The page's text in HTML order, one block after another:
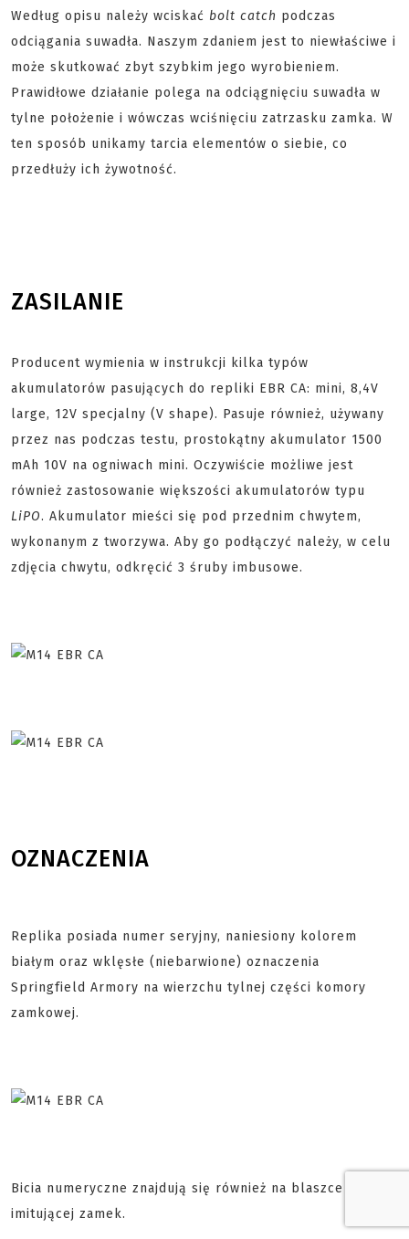
Według opisu należy wciskać bolt catch podczas
odciągania suwadła. Naszym zdaniem jest to niewłaściwe i
może skutkować zbyt szybkim jego wyrobieniem.
Prawidłowe działanie polega na odciągnięciu suwadła w
tylne położenie i wówczas wciśnięciu zatrzasku zamka. W
ten sposób unikamy tarcia elementów o siebie, co
przedłuży ich żywotność.
ZASILANIE
Producent wymienia w instrukcji kilka typów
akumulatorów pasujących do repliki EBR CA: mini, 8,4V
large, 12V specjalny (V shape). Pasuje również, używany
przez nas podczas testu, prostokątny akumulator 1500
mAh 10V na ogniwach mini. Oczywiście możliwe jest
również zastosowanie większości akumulatorów typu
LiPO. Akumulator mieści się pod przednim chwytem,
wykonanym z tworzywa. Aby go podłączyć należy, w celu
zdjęcia chwytu, odkręcić 3 śruby imbusowe.
OZNACZENIA
Replika posiada numer seryjny, naniesiony kolorem
białym oraz wklęsłe (niebarwione) oznaczenia
Springfield Armory na wierzchu tylnej części komory
zamkowej.
Bicia numeryczne znajdują się również na blaszce
imitującej zamek.